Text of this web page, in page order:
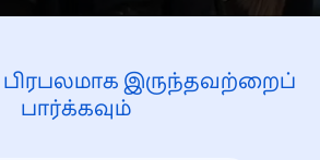
இருந்தவற்றைப்
பார்க்கவும்